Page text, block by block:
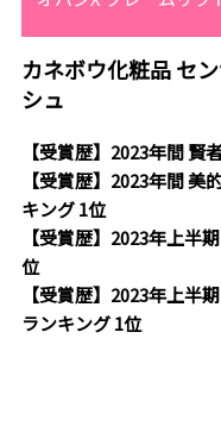
カネボウ化粧品 セ
シュ
【受賞歴】2023年間
【受賞歴】2023年間 美
キング 1位
【受賞歴】2023年上半
位
【受賞歴】2023年上半
ランキング 1位